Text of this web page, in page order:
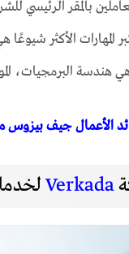
المهارات الأكثر
هندسة البرمجيات،
الأعمال جيف
Verkada